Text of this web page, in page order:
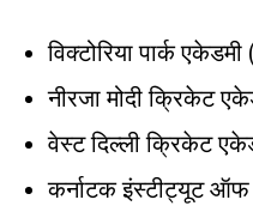
विक्टोरिया पार्क
नीरजा मोदी क्रिकेट
वेस्ट दिल्ली क्रिकेट
कर्नाटक इंस्टीट्यूट